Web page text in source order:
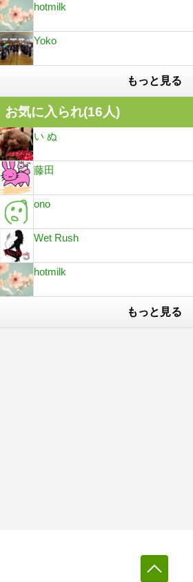
hotmilk
Yoko
もっと見る
お気に入られ(16人)
い ぬ
藤田
ono
Wet Rush
hotmilk
もっと見る